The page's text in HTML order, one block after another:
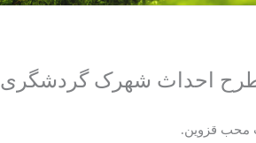
شهرک گردشگری ۱۷ هکتاری